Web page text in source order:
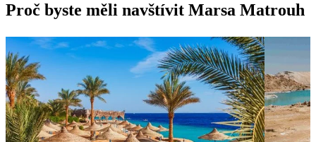
Proč byste měli navštívit Marsa Matrouh